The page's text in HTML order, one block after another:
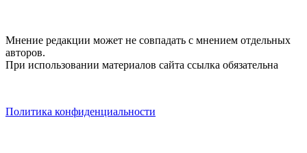
Мнение редакции может не совпадать с мнением отдельных
авторов.
При использовании материалов сайта ссылка обязательна
Политика конфиденциальности